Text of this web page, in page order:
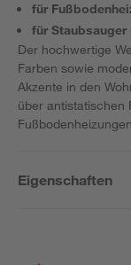
für
für
Der hochwertige
Farben sowie
Akzente in den
über antistatischen
Eigenschaften